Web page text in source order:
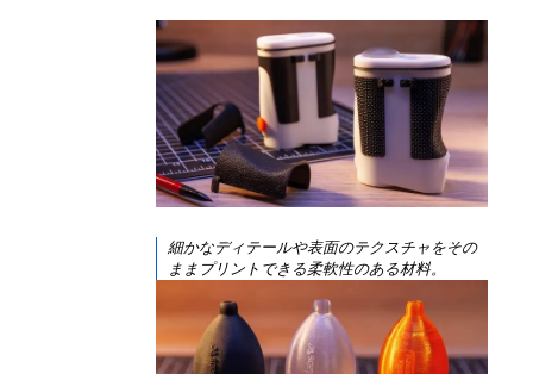
細かなディテールや表面のテクスチャをその
ままプリントできる柔軟性のある材料。